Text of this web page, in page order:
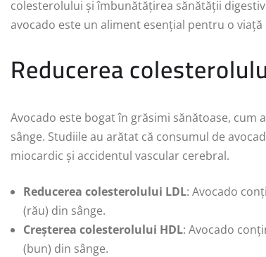
colesterolului și îmbunătățirea sănătății
avocado este un aliment esențial pentru o viață
Reducerea
Avocado este bogat în grăsimi sănătoase,
sânge. Studiile au arătat că consumul de
miocardic și accidentul vascular cerebral.
Reducerea colesterolului LDL: Avocado
(rău) din sânge.
Creșterea colesterolului HDL: Avocado
(bun) din sânge.